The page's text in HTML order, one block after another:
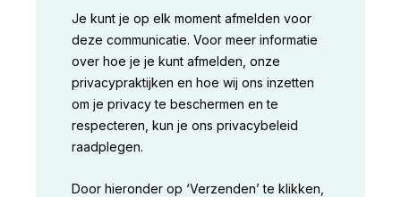
Je kunt je op elk moment afmelden voor
deze communicatie. Voor meer informatie
over hoe je je kunt afmelden, onze
privacypraktijken en hoe wij ons inzetten
om je privacy te beschermen en te
respecteren, kun je ons privacybeleid
raadplegen.
Door hieronder op ‘Verzenden’ te klikken,